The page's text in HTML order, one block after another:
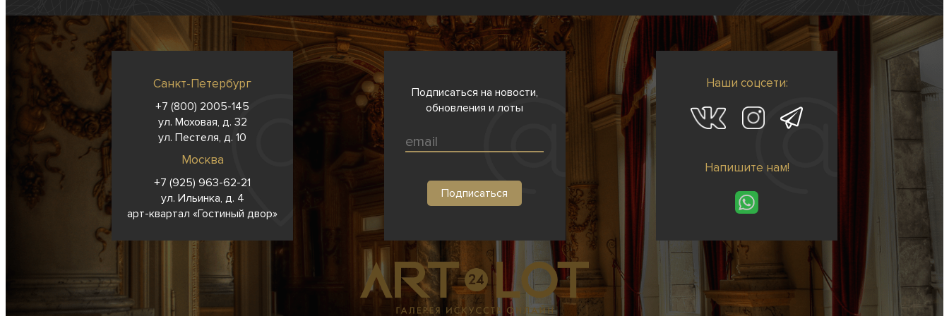
Санкт-Петербург
+7 (800) 2005-145
ул. Моховая, д. 32
ул. Пестеля, д. 10
Москва
+7 (925) 963-62-21
ул. Ильинка, д. 4
арт-квартал «Гостиный двор»
Подписаться на новости,
обновления и лоты
Наши соцсети:
Напишите нам!